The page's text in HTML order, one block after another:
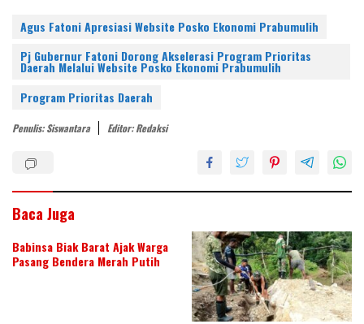
er
e
itt
er
k
e
dI
n
e
b
o
o
k
at
s
ar
e
Agus Fatoni Apresiasi Website Posko Ekonomi Prabumulih
Pj Gubernur Fatoni Dorong Akselerasi Program Prioritas
Daerah Melalui Website Posko Ekonomi Prabumulih
Program Prioritas Daerah
Penulis: Siswantara Editor: Redaksi
Baca Juga
Babinsa Biak Barat Ajak Warga
Pasang Bendera Merah Putih